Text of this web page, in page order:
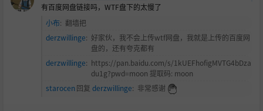
有百度网盘链接吗，WTF盘下的太慢了
小布: 翻墙把
derzwillinge: 好家伙，我不会上传wtf网盘，我就是上传的百度网
盘的，还有夸克都有
derzwillinge: https://pan.baidu.com/s/1kUEFhofigMVTG4bDza
du1g?pwd=moon 提取码: moon
starocen回复 derzwillinge: 非常感谢